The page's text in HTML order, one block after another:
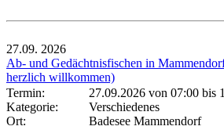
27.09. 2026
Ab- und Gedächtnisfischen in
herzlich willkommen)
Termin:
27.09.2026 von 07:00 bis
Kategorie:
Verschiedenes
Ort:
Badesee Mammendorf